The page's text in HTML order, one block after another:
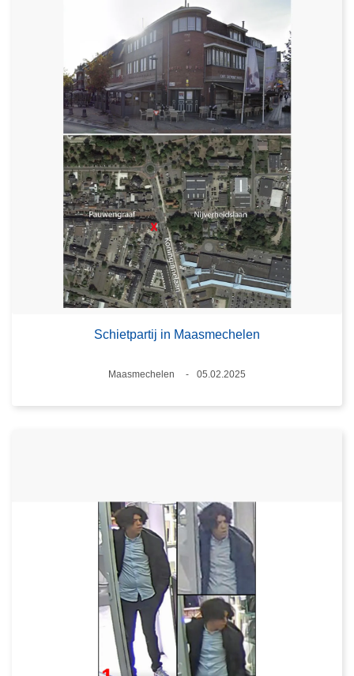
Schietpartij in Maasmechelen
Plaats
Maasmechelen
05.02.2025